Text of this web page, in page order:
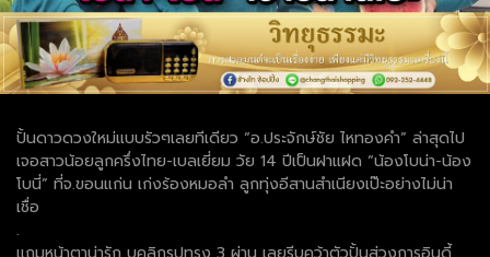
ปั้นดาวดวงใหม่แบบรัวๆเลยทีเดียว “อ.ประจักษ์ชัย ไหทองคำ” ล่าสุดไป
เจอสาวน้อยลูกครึ่งไทย-เบลเยี่ยม วัย 14 ปีเป็นฝาแฝด “น้องโบน่า-น้อง
โบนี่” ที่จ.ขอนแก่น เก่งร้องหมอลำ ลูกทุ่งอีสานสำเนียงเป๊ะอย่างไม่น่า
เชื่อ
.